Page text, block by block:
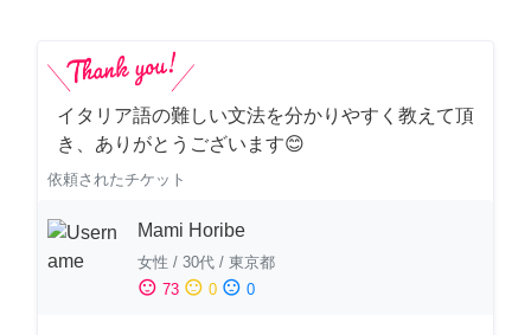
イタリア語の難しい文法を分かりやすく教えて頂
き、ありがとうございます😊
依頼されたチケット
Mami Horibe
女性 / 30代 / 東京都
sentiment_satisfied 73 sentiment_neutral 0 sentiment_dissatisfied 0